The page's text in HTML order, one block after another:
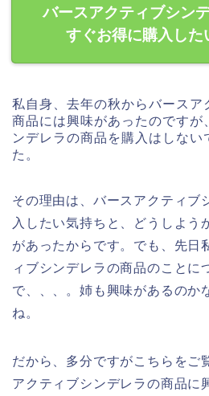
バースアクティブシン
すぐお得に購入した
私自身、去年の秋からバースア
商品には興味があったのですが
ンデレラの商品を購入はしない
た。
その理由は、バースアクティブ
入したい気持ちと、どうしよう
があったからです。でも、先日
ィブシンデレラの商品のことに
で、、、。姉も興味があるのか
ね。
だから、多分ですがこちらをご
アクティブシンデレラの商品に